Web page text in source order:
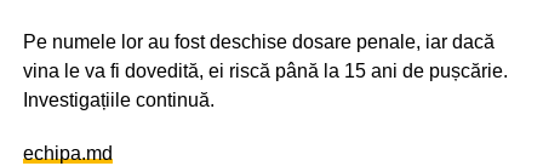
Pe numele lor au fost deschise dosare penale, iar dacă
vina le va fi dovedită, ei riscă până la 15 ani de pușcărie.
Investigațiile continuă.
echipa.md